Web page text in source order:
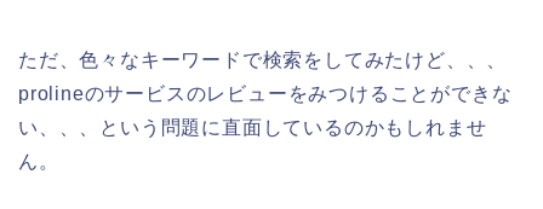
ただ、色々なキーワードで検索をしてみたけど、、、
prolineのサービスのレビューをみつけることができな
い、、、という問題に直面しているのかもしれませ
ん。